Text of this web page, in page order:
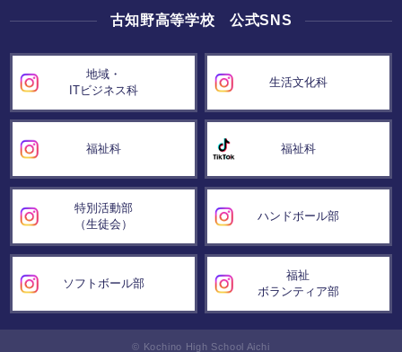
古知野高等学校 公式SNS
地域・
ITビジネス科
生活文化科
福祉科 福祉科
特別活動部
（生徒会）
ハンドボール部
ソフトボール部
福祉
ボランティア部
© Kochino High School Aichi